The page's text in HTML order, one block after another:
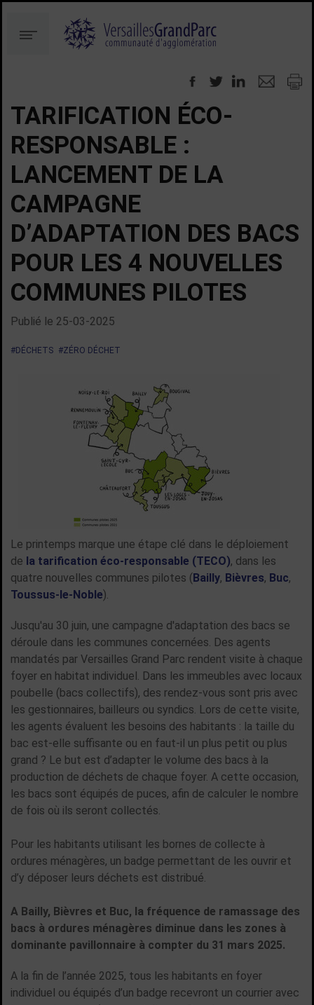
au
contenu
à
Menu
TARIFICATION ÉCO-
RESPONSABLE :
LANCEMENT DE LA
CAMPAGNE
D’ADAPTATION DES BACS
POUR LES 4 NOUVELLES
COMMUNES PILOTES
Publié le 25-03-2025
#DÉCHETS #ZÉRO DÉCHET
Le printemps marque une étape clé dans le déploiement
de la tarification éco-responsable (TECO), dans les
quatre nouvelles communes pilotes ( Bailly, Bièvres, Buc,
Toussus-le-Noble).
Jusqu'au 30 juin, une campagne d'adaptation des bacs se
déroule dans les communes concernées. Des agents
mandatés par Versailles Grand Parc rendent visite à chaque
foyer en habitat individuel. Dans les immeubles avec locaux
poubelle (bacs collectifs), des rendez-vous sont pris avec
les gestionnaires, bailleurs ou syndics. Lors de cette visite,
les agents évaluent les besoins des habitants : la taille du
bac est-elle suffisante ou en faut-il un plus petit ou plus
grand ? Le but est d’adapter le volume des bacs à la
production de déchets de chaque foyer. A cette occasion,
les bacs sont équipés de puces, afin de calculer le nombre
de fois où ils seront collectés.
Pour les habitants utilisant les bornes de collecte à
ordures ménagères, un badge permettant de les ouvrir et
d’y déposer leurs déchets est distribué.
A Bailly, Bièvres et Buc, la fréquence de ramassage des
bacs à ordures ménagères diminue dans les zones à
dominante pavillonnaire à compter du 31 mars 2025.
A la fin de l’année 2025, tous les habitants en foyer
individuel ou équipés d’un badge recevront un courrier avec